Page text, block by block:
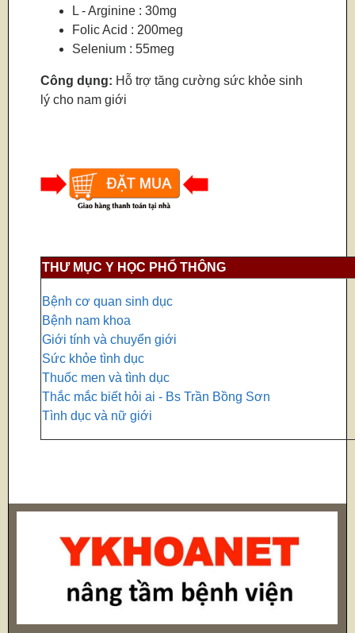
L - Arginine : 30mg
Folic Acid : 200meg
Selenium : 55meg
Công dụng: Hỗ trợ tăng cường sức khỏe sinh
lý cho nam giới
THƯ MỤC Y HỌC PHỔ THÔNG
Bệnh cơ quan sinh dục
Bệnh nam khoa
Giới tính và chuyển giới
Sức khỏe tình dục
Thuốc men và tình dục
Thắc mắc biết hỏi ai - Bs Trần Bồng Sơn
Tình dục và nữ giới